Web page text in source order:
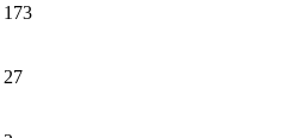
173
27